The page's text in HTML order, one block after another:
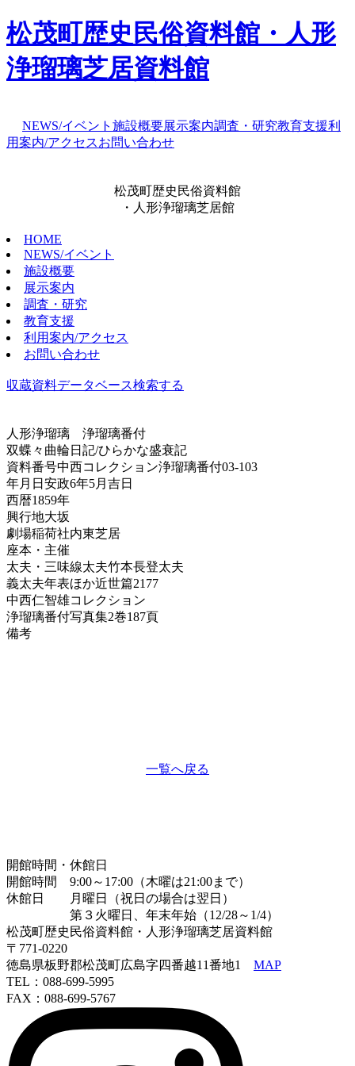
松茂町歴史民俗資料館・人形
浄瑠璃芝居資料館
NEWS/イベント 施設概要展示案内調査・研究教育支援利
用案内/アクセスお問い合わせ
松茂町歴史民俗資料館
・人形浄瑠璃芝居館
HOME
NEWS/イベント
施設概要
展示案内
調査・研究
教育支援
利用案内/アクセス
お問い合わせ
収蔵資料データベース検索する
人形浄瑠璃 浄瑠璃番付
双蝶々曲輪日記/ひらかな盛衰記
資料番号中西コレクション浄瑠璃番付03-103
年月日 安政6年5月吉日
西暦1859年
興行地大坂
劇場稲荷社内東芝居
座本・主催
太夫・三味線太夫竹本長登太夫
義太夫年表ほか近世篇2177
中西仁智雄コレクション
浄瑠璃番付写真集2巻187頁
備考
一覧へ戻る
開館時間・休館日
開館時間 9:00～17:00（木曜は21:00まで）
休館日 月曜日（祝日の場合は翌日）
第３火曜日、年末年始（12/28～1/4）
松茂町歴史民俗資料館・人形浄瑠璃芝居資料館
〒771-0220
徳島県板野郡松茂町広島字四番越11番地1 MAP
TEL：088-699-5995
FAX：088-699-5767